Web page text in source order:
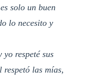
solo un buen
lo necesito y
yo respeté sus
respetó las mías,